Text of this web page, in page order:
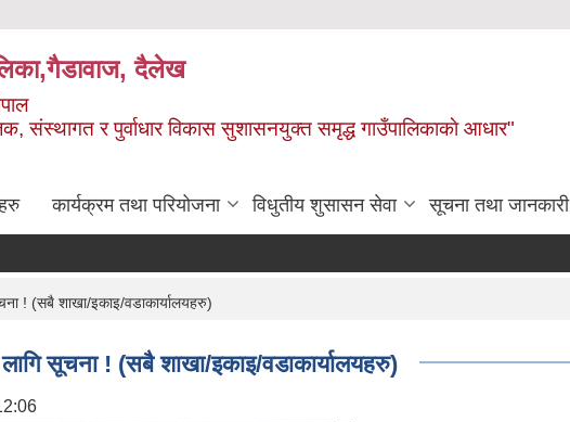
दैलेख
संस्थागत र पुर्वाधार विकास सुशासनयुक्त समृद्ध गाउँपालिकाकाे आधार"
कार्यक्रम तथा परियोजना विधुतीय शुसासन सेवा सूचना तथा जानकारी
! (सबै शाखा/इकाइ/वडाकार्यालयहरु)
सूचना ! (सबै शाखा/इकाइ/वडाकार्यालयहरु)